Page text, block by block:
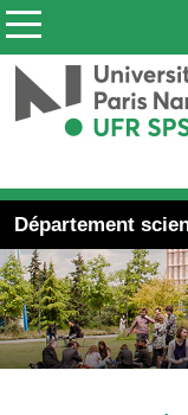
Département